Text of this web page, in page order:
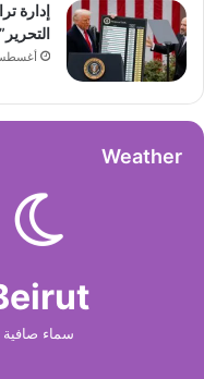
أغسطس 6,
Weather
سماء صافية